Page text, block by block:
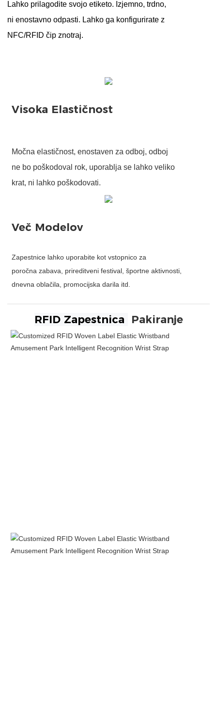
Lahko prilagodite svojo etiketo. Izjemno, trdno,
ni enostavno odpasti. Lahko ga konfigurirate z
NFC/RFID čip znotraj.
Močna elastičnost, enostaven za odboj, odboj
ne bo poškodoval rok, uporablja se lahko veliko
krat, ni lahko poškodovati.
Več Modelov
Zapestnice lahko uporabite kot vstopnico za
poročna zabava, prireditveni festival, športne aktivnosti,
dnevna oblačila, promocijska darila itd.
RFID Zapestnica Pakiranje